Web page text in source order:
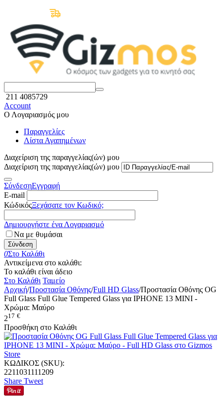
211 4085729
Account
Ο Λογαριασμός μου
Παραγγελίες
Λίστα Αγαπημένων
Διαχείριση της παραγγελίας(ών) μου
Διαχείριση της παραγγελίας(ών) μου
ΣύνδεσηΕγγραφή
E-mail
ΚώδικόςΞεχάσατε τον Κωδικό;
Δημιουργήστε ένα Λογαριασμό
Να με θυμάσαι
Σύνδεση
0Στο Καλάθι
Αντικείμενα στο καλάθι:
Το καλάθι είναι άδειο
Στο Καλάθι Ταμείο
Αρχική/Προστασία Οθόνης/Full HD Glass/Προστασία Οθόνης OG
Full Glass Full Glue Tempered Glass για IPHONE 13 MINI -
Χρώμα: Μαύρο
217 €
Προσθήκη στο Καλάθι
ΚΩΔΙΚΟΣ (SKU):
2211031111209
Share Tweet